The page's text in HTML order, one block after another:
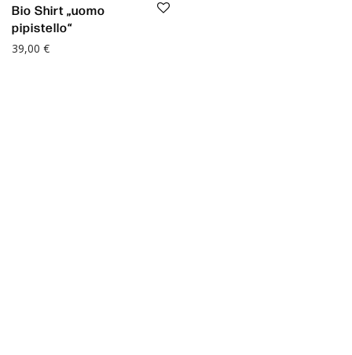
Bio Shirt „uomo
pipistello“
39,00 €